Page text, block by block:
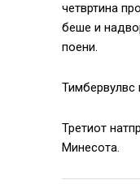
четвртина
беше и
поени.
Тимбервулвс
Третиот
Минесота.